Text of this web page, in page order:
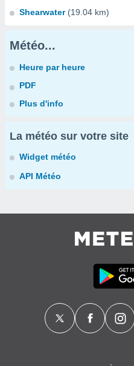
Shearwater (19.04 km)
Météo...
Heure par heure
PDF
Plus d'info
La météo sur votre site
Widget météo
API Météo